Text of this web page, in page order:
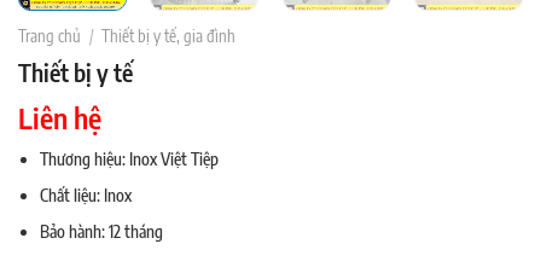
Trang chủ / Thiết bị y tế, gia đình
Thiết bị y tế
Liên hệ
Thương hiệu: Inox Việt Tiệp
Chất liệu: Inox
Bảo hành: 12 tháng